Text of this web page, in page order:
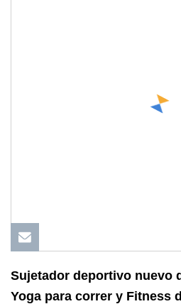
Sujetador deportivo nuevo
Yoga para correr y Fitness